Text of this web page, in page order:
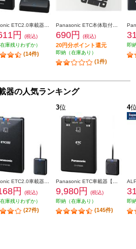
円
(税込)
庫残りわずか）
(14件)
690円 (税込)
20円分ポイント還元
即納（在庫あり）
(1件)
即
器の人気ランキング
円
(税込)
庫残りわずか）
(27件)
3位
9,980円
(税込)
即納（在庫あり）
(145件)
4
即